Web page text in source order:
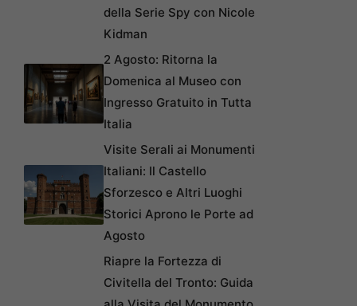
della Serie Spy con Nicole
Kidman
2 Agosto: Ritorna la
Domenica al Museo con
Ingresso Gratuito in Tutta
Italia
Visite Serali ai Monumenti
Italiani: Il Castello
Sforzesco e Altri Luoghi
Storici Aprono le Porte ad
Agosto
Riapre la Fortezza di
Civitella del Tronto: Guida